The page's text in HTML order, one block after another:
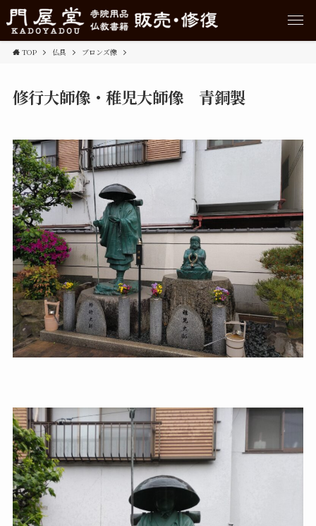
TOP 仏具 ブロンズ像
修行大師像・稚児大師像 青銅製